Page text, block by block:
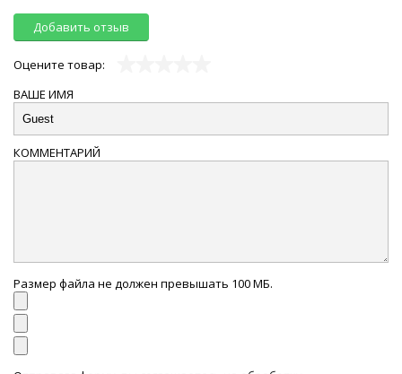
Добавить отзыв
Оцените товар:
ВАШЕ ИМЯ
КОММЕНТАРИЙ
Размер файла не должен превышать 100 МБ.